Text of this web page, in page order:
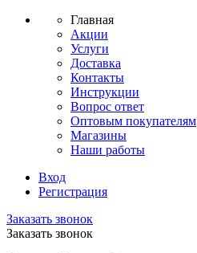
Главная
Акции
Услуги
Доставка
Контакты
Инструкции
Вопрос ответ
Оптовым покупателям
Магазины
Наши работы
Вход
Регистрация
Заказать звонок
Заказать звонок